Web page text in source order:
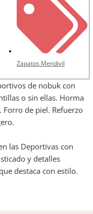
Zapatos Mendivil
de nobuk con
o sin ellas. Horma
Forro de piel. Refuerzo
las Deportivas con
y detalles
destaca con estilo.